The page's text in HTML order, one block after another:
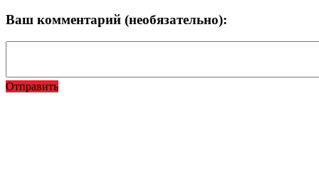
Ваш комментарий (необязательно):
Отправить